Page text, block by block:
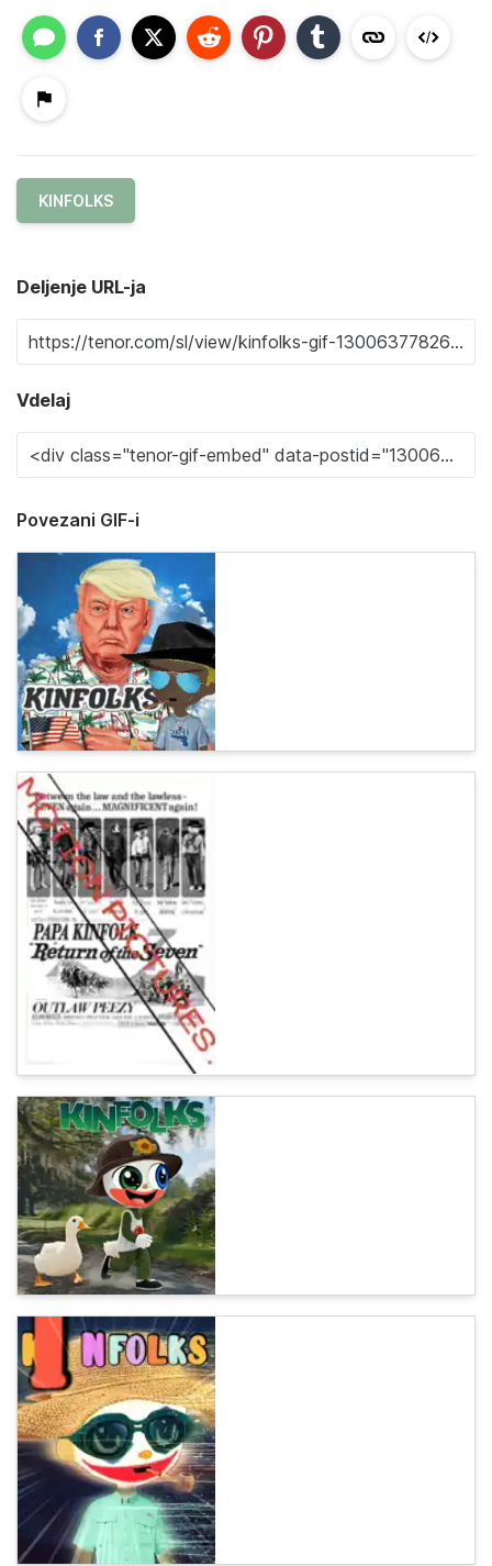
KINFOLKS
Deljenje URL-ja
Vdelaj
Povezani GIF-i